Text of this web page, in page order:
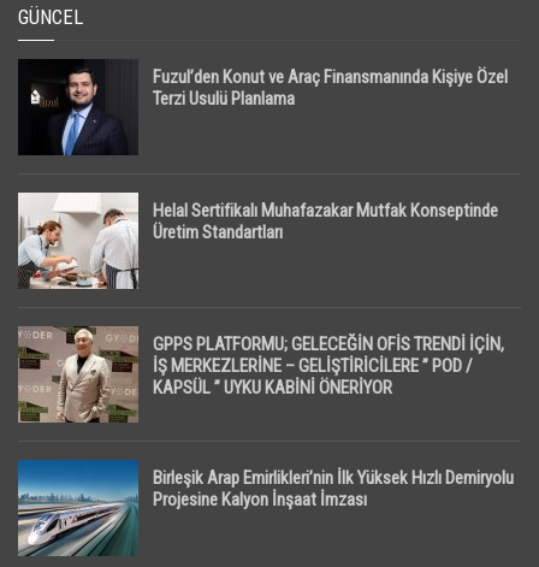
GÜNCEL
Fuzul’den Konut ve Araç Finansmanında Kişiye Özel
Terzi Usulü Planlama
Helal Sertifikalı Muhafazakar Mutfak Konseptinde
Üretim Standartları
GPPS PLATFORMU; GELECEĞİN OFİS TRENDİ İÇİN,
İŞ MERKEZLERİNE – GELİŞTİRİCİLERE ” POD /
KAPSÜL ” UYKU KABİNİ ÖNERİYOR
Birleşik Arap Emirlikleri’nin İlk Yüksek Hızlı Demiryolu
Projesine Kalyon İnşaat İmzası